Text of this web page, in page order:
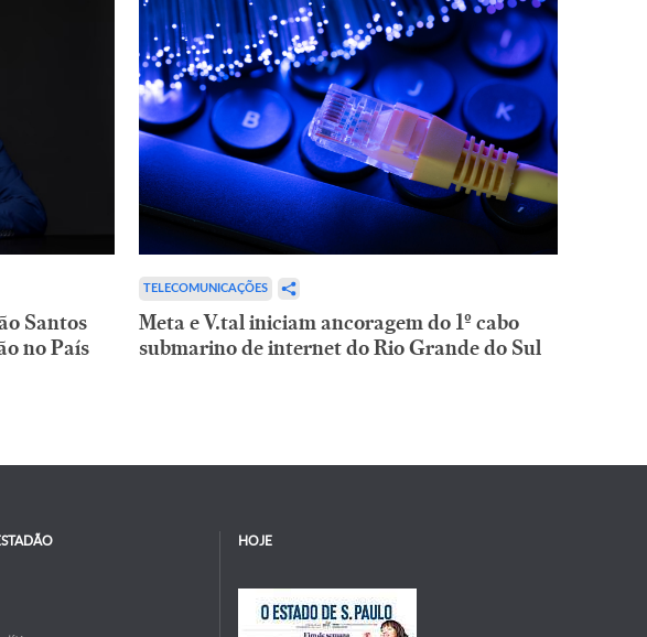
Santos
no País
TELECOMUNICAÇÕES
Meta e V.tal iniciam ancoragem do 1º cabo
submarino de internet do Rio Grande do Sul
HOJE